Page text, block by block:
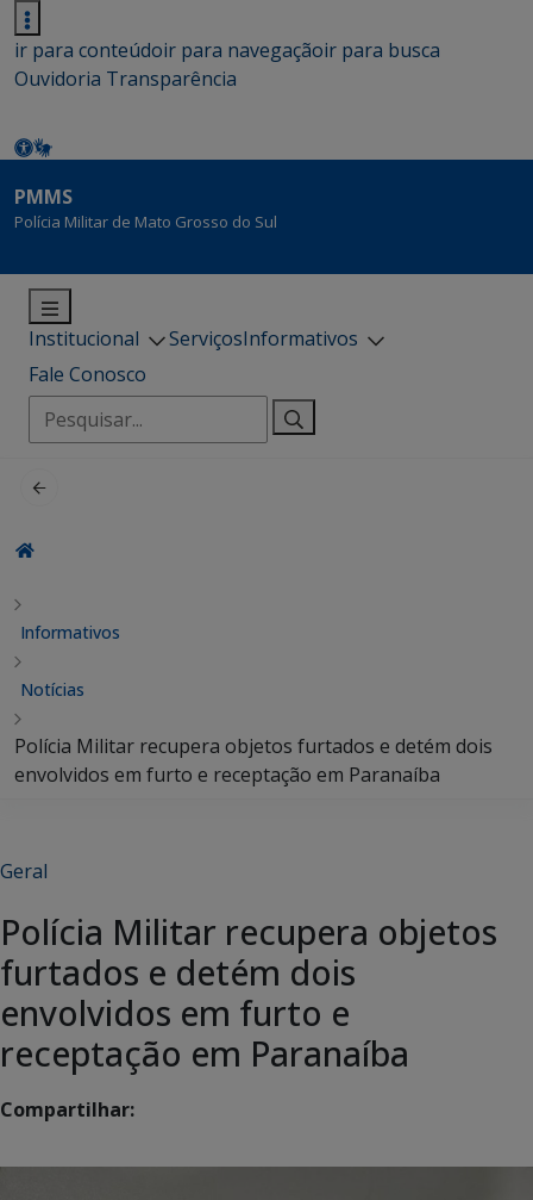
ir para conteúdoir para navegaçãoir para busca
Ouvidoria Transparência
PMMS
Polícia Militar de Mato Grosso do Sul
Institucional ServiçosInformativos
Fale Conosco
Pesquisar
por:
Informativos
Notícias
Polícia Militar recupera objetos furtados e detém dois
envolvidos em furto e receptação em Paranaíba
Geral
Polícia Militar recupera objetos
furtados e detém dois
envolvidos em furto e
receptação em Paranaíba
Compartilhar: